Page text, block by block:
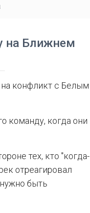
на Ближнем
на конфликт с Белым
команду, когда они
тех, кто "когда-
отреагировал
быть